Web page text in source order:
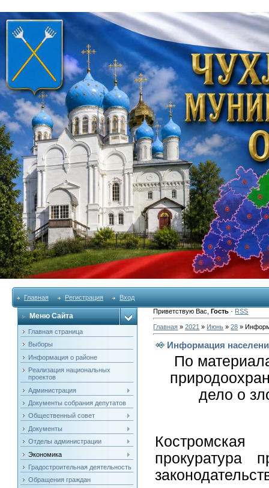
Главная Регистрация Вход
Меню Сайта
Главная страница
Выборы
Информация о районе
Реализация национальных
проектов
Администрация
Документы собрания депутатов
Общественный совет
Документы
Отделы администрации
Экономика
Градостроительная деятельность
Обращения граждан
Приветствую Вас ,Гость · RSS
Главная »2021 » Июнь » 28 »
Информация
По
дело о
прокуратура